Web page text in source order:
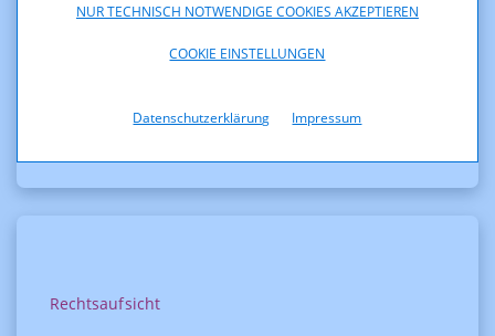
NUR TECHNISCH NOTWENDIGE COOKIES AKZEPTIEREN
COOKIE EINSTELLUNGEN
Datenschutzerklärung Impressum
Frequenzen
Bewilligung der beantragten Änderung
Rechtsaufsicht